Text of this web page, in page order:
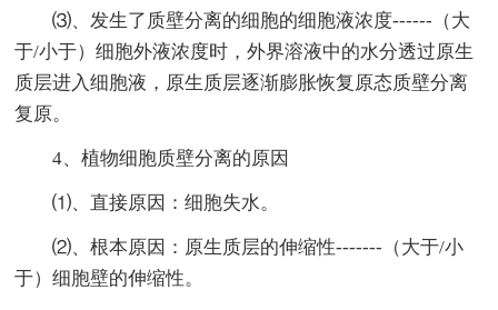
⑶、发生了质壁分离的细胞的细胞液浓度------（大
于/小于）细胞外液浓度时，外界溶液中的水分透过原生
质层进入细胞液，原生质层逐渐膨胀恢复原态质壁分离
复原。
4、植物细胞质壁分离的原因
⑴、直接原因：细胞失水。
⑵、根本原因：原生质层的伸缩性-------（大于/小
于）细胞壁的伸缩性。